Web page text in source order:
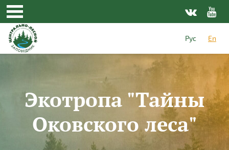
Skip to main content
Рус
En
Экотропа "Тайны
Оковского леса"